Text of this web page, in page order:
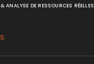
ANALYSE DE RESSOURCES RÉELLES